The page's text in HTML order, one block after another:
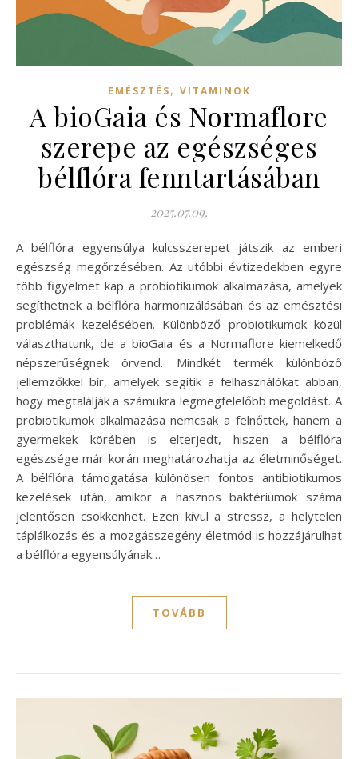
EMÉSZTÉS, VITAMINOK
A bioGaia és Normaflore
szerepe az egészséges
bélflóra fenntartásában
2025.07.09.
A bélflóra egyensúlya kulcsszerepet játszik az emberi
egészség megőrzésében. Az utóbbi évtizedekben egyre
több figyelmet kap a probiotikumok alkalmazása, amelyek
segíthetnek a bélflóra harmonizálásában és az emésztési
problémák kezelésében. Különböző probiotikumok közül
választhatunk, de a bioGaia és a Normaflore kiemelkedő
népszerűségnek örvend. Mindkét termék különböző
jellemzőkkel bír, amelyek segítik a felhasználókat abban,
hogy megtalálják a számukra legmegfelelőbb megoldást. A
probiotikumok alkalmazása nemcsak a felnőttek, hanem a
gyermekek körében is elterjedt, hiszen a bélflóra
egészsége már korán meghatározhatja az életminőséget.
A bélflóra támogatása különösen fontos antibiotikumos
kezelések után, amikor a hasznos baktériumok száma
jelentősen csökkenhet. Ezen kívül a stressz, a helytelen
táplálkozás és a mozgásszegény életmód is hozzájárulhat
a bélflóra egyensúlyának…
TOVÁBB